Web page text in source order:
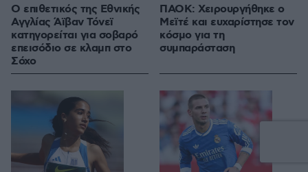
Ο επιθετικός της Εθνικής
Αγγλίας Άϊβαν Τόνεϊ
κατηγορείται για σοβαρό
επεισόδιο σε κλαμπ στο
Σόχο
ΠΑΟΚ: Χειρουργήθηκε ο
Μεϊτέ και ευχαρίστησε τον
κόσμο για τη
συμπαράσταση